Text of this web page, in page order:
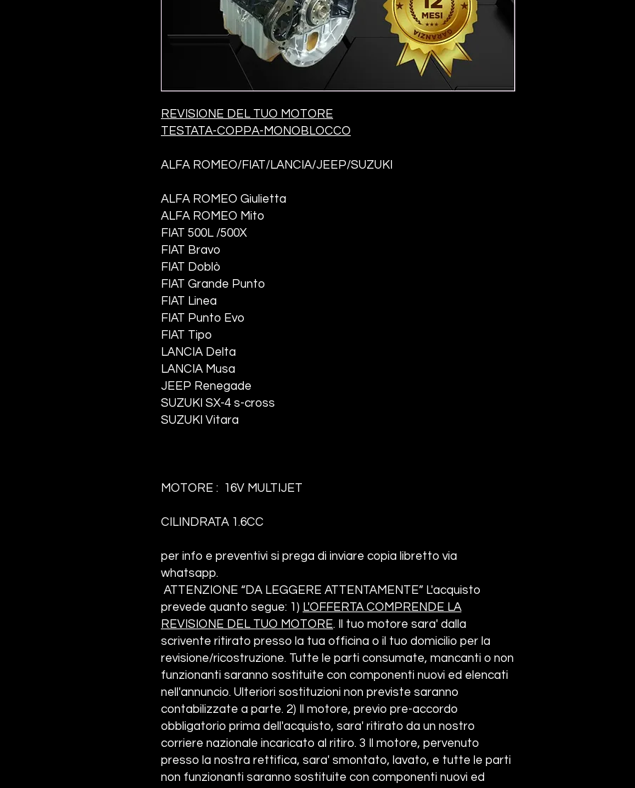
REVISIONE DEL TUO MOTORE
TESTATA-COPPA-MONOBLOCCO
ALFA ROMEO/FIAT/LANCIA/JEEP/SUZUKI
ALFA ROMEO Giulietta
ALFA ROMEO Mito
FIAT 500L /500X
FIAT Bravo
FIAT Doblò
FIAT Grande Punto
FIAT Linea
FIAT Punto Evo
FIAT Tipo
LANCIA Delta
LANCIA Musa
JEEP Renegade
SUZUKI SX-4 s-cross
SUZUKI Vitara
MOTORE : 16V MULTIJET
CILINDRATA 1.6CC
per info e preventivi si prega di inviare copia libretto via
whatsapp.
ATTENZIONE “DA LEGGERE ATTENTAMENTE” L'acquisto
prevede quanto segue: 1) L'OFFERTA COMPRENDE LA
REVISIONE DEL TUO MOTORE. Il tuo motore sara' dalla
scrivente ritirato presso la tua officina o il tuo domicilio per la
revisione/ricostruzione. Tutte le parti consumate, mancanti o non
funzionanti saranno sostituite con componenti nuovi ed elencati
nell'annuncio. Ulteriori sostituzioni non previste saranno
contabilizzate a parte. 2) Il motore, previo pre-accordo
obbligatorio prima dell'acquisto, sara' ritirato da un nostro
corriere nazionale incaricato al ritiro. 3 Il motore, pervenuto
presso la nostra rettifica, sara' smontato, lavato, e tutte le parti
non funzionanti saranno sostituite con componenti nuovi ed